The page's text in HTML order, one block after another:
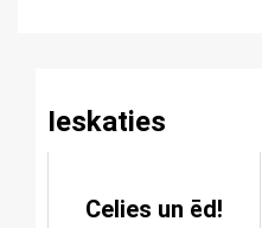
Ieskaties
Celies un ēd!